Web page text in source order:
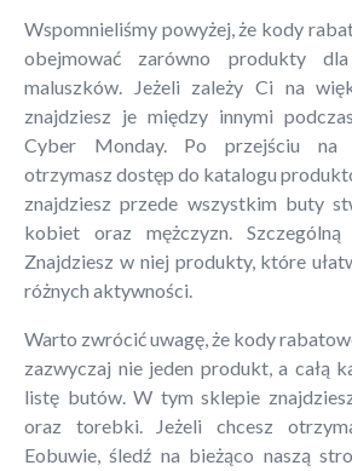
Wspomnieliśmy powyżej, że kody
obejmować zarówno produkty
maluszków. Jeżeli zależy Ci na
znajdziesz je między innymi
Cyber Monday. Po przejściu na
otrzymasz dostęp do katalogu
znajdziesz przede wszystkim buty
kobiet oraz mężczyzn.
Znajdziesz w niej produkty, które
różnych aktywności.
Warto zwrócić uwagę, że kody
zazwyczaj nie jeden produkt, a całą
listę butów. W tym sklepie
oraz torebki. Jeżeli chcesz
Eobuwie, śledź na bieżąco naszą